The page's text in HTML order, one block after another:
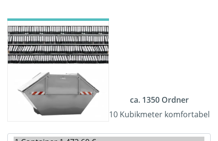
ca. 1350 Ordner
10 Kubikmeter komfortabel